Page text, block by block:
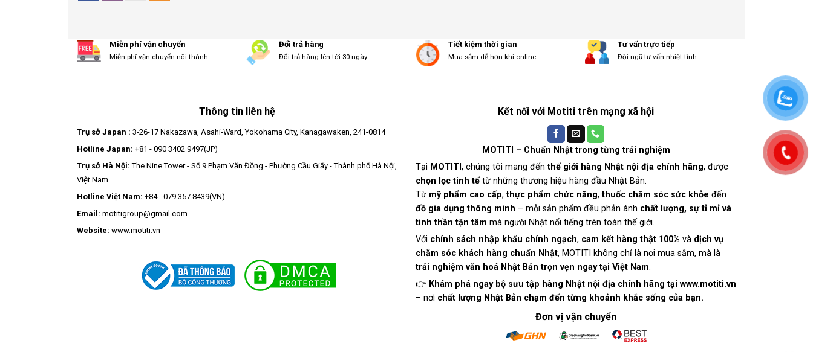
Miễn phí vận chuyển
Miễn phí vận chuyển nội thành
Đổi trả hàng
Đổi trả hàng lên tới 30 ngày
Tiết kiệm thời gian
Mua sắm dễ hơn khi online
Tư vấn trực tiếp
Đội ngũ tư vấn nhiệt tình
Thông tin liên hệ
Trụ sở Japan : 3-26-17 Nakazawa, Asahi-Ward, Yokohama City, Kanagawaken, 241-0814
Hotline Japan: +81 - 090 3402 9497(JP)
Trụ sở Hà Nội: The Nine Tower - Số 9 Phạm Văn Đồng - Phường.Cầu Giấy - Thành phố Hà Nội,
Việt Nam.
Hotline Việt Nam: +84 - 079 357 8439(VN)
Email: motitigroup@gmail.com
Website: www.motiti.vn
Kết nối với Motiti trên mạng xã hội
MOTITI – Chuẩn Nhật trong từng trải nghiệm
Tại MOTITI , chúng tôi mang đếnthế giới hàng Nhật nội địa chính hãng, được
chọn lọc tinh tế từ những thương hiệu hàng đầu Nhật Bản.
Từ mỹ phẩm cao cấp,thực phẩm chức năng,thuốc chăm sóc sức khỏe đến
đồ gia dụng thông minh – mỗi sản phẩm đều phản ánh chất lượng, sự tỉ mỉ và
tinh thần tận tâm mà người Nhật nổi tiếng trên toàn thế giới.
Với chính sách nhập khẩu chính ngạch, cam kết hàng thật 100% và dịch vụ
chăm sóc khách hàng chuẩn Nhật, MOTITI không chỉ là nơi mua sắm, mà là
trải nghiệm văn hoá Nhật Bản trọn vẹn ngay tại Việt Nam.
👉 Khám phá ngay bộ sưu tập hàng Nhật nội địa chính hãng tại www.motiti.vn
– nơi chất lượng Nhật Bản chạm đến từng khoảnh khắc sống của bạn.
Đơn vị vận chuyển